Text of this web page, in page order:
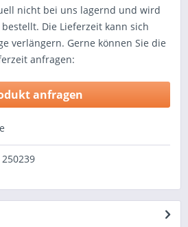
nicht bei uns lagernd und wird
Die Lieferzeit kann sich
verlängern. Gerne können Sie die
anfragen:
anfragen
250239